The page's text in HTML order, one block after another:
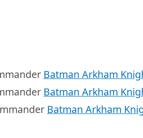
Batman Arkham
Batman Arkham
Batman Arkham